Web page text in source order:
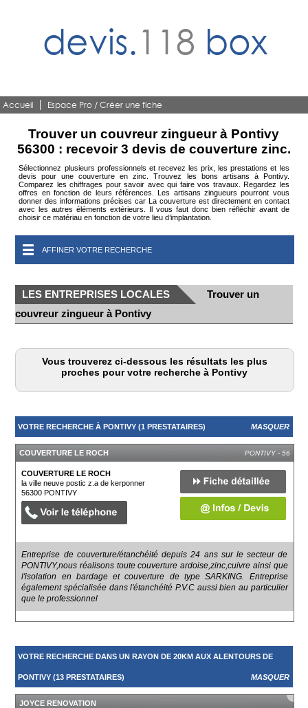
devis.118 box
Accueil Espace Pro / Créer une fiche
Trouver un couvreur zingueur à Pontivy
56300 : recevoir 3 devis de couverture zinc.
Sélectionnez plusieurs professionnels et recevez les prix, les prestations et les
devis pour une couverture en zinc. Trouvez les bons artisans à Pontivy.
Comparez les chiffrages pour savoir avec qui faire vos travaux. Regardez les
offres en fonction de leurs références. Les artisans zingueurs pourront vous
donner des informations précises car La couverture est directement en contact
avec les autres éléments extérieurs. Il vous faut donc bien réfléchir avant de
choisir ce matériau en fonction de votre lieu d’implantation.
AFFINER VOTRE RECHERCHE
LES ENTREPRISES LOCALES
Trouver un
couvreur zingueur à Pontivy
Vous trouverez ci-dessous les résultats les plus
proches pour votre recherche à Pontivy
VOTRE RECHERCHE À PONTIVY (1 PRESTATAIRES) MASQUER
COUVERTURE LE ROCH PONTIVY - 56
COUVERTURE LE ROCH
la ville neuve postic z.a de kerponner
56300PONTIVY
Entreprise de couverture/étanchéité depuis 24 ans sur le secteur de
PONTIVY,nous réalisons toute couverture ardoise,zinc,cuivre ainsi que
l'isolation en bardage et couverture de type SARKING. Entreprise
également spécialisée dans l'étanchéité P.V.C aussi bien au particulier
que le professionnel
VOTRE RECHERCHE DANS UN RAYON DE 20KM AUX ALENTOURS DE
PONTIVY (13 PRESTATAIRES) MASQUER
JOYCE RENOVATION